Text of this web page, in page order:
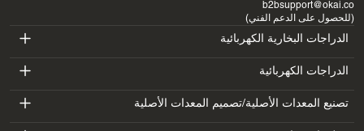
b2bsupport@okai.co
(للحصول على الدعم الفني)
الدراجات البخارية الكهربائية
ES400A
ES410
الدراجات الكهربائية
EB100B
تصنيع المعدات الأصلية/تصميم المعدات الأصلية